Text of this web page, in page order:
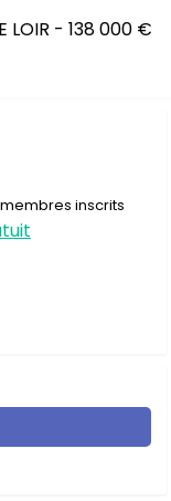
LOIR - 138 000 €
inscrits